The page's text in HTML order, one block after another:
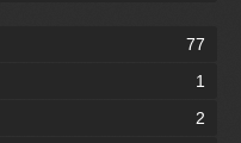
77
1
2